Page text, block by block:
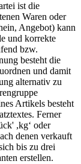
ist die
Waren oder
Angebot) kann
und korrekte
bzw.
besteht die
und damit
alternativ zu
Artikels besteht
Ferner
,kg‘ oder
denen verkauft
bis zu drei
erstellen.